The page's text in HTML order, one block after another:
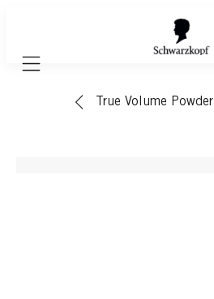
Mobile navigation
True Volume Powder